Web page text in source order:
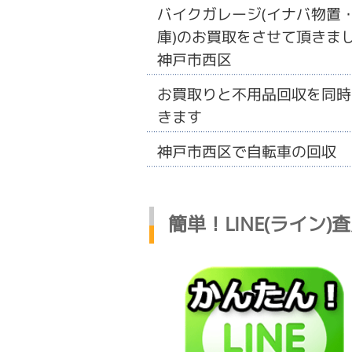
バイクガレージ(イナバ物置
庫)のお買取をさせて頂きま
神戸市西区
お買取りと不用品回収を同
きます
神戸市西区で自転車の回収
簡単！LINE(ライン)